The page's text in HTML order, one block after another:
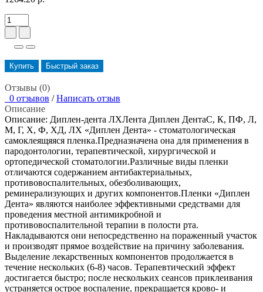
Купить Быстрый заказ
Отзывы (0)
0 отзывов / Написать отзыв
Описание
Описание: Диплен-дента ЛХЛента Диплен ДентаС, К, ПФ, Л,
М, Г, Х, Ф, ХД, ЛХ «Диплен Дента» - стоматологическая
самоклеящяяся пленка.Предназначена она для применения в
пародонтологии, терапевтической, хирургической и
ортопедической стоматологии.Различные виды пленки
отличаются содержанием антибактериальных,
противовоспалительных, обезболивающих,
реминерализующих и других компонентов.Пленки «Диплен
Дента» являются наиболее эффективными средствами для
проведения местной антимикробной и
противовоспалительной терапии в полости рта.
Накладываются они непосредственно на пораженный участок
и производят прямое воздействие на причину заболевания.
Выделение лекарственных компонентов продолжается в
течение нескольких (6-8) часов. Терапевтический эффект
достигается быстро; после нескольких сеансов приклеивания
устраняется острое воспаление, прекращается крово- и